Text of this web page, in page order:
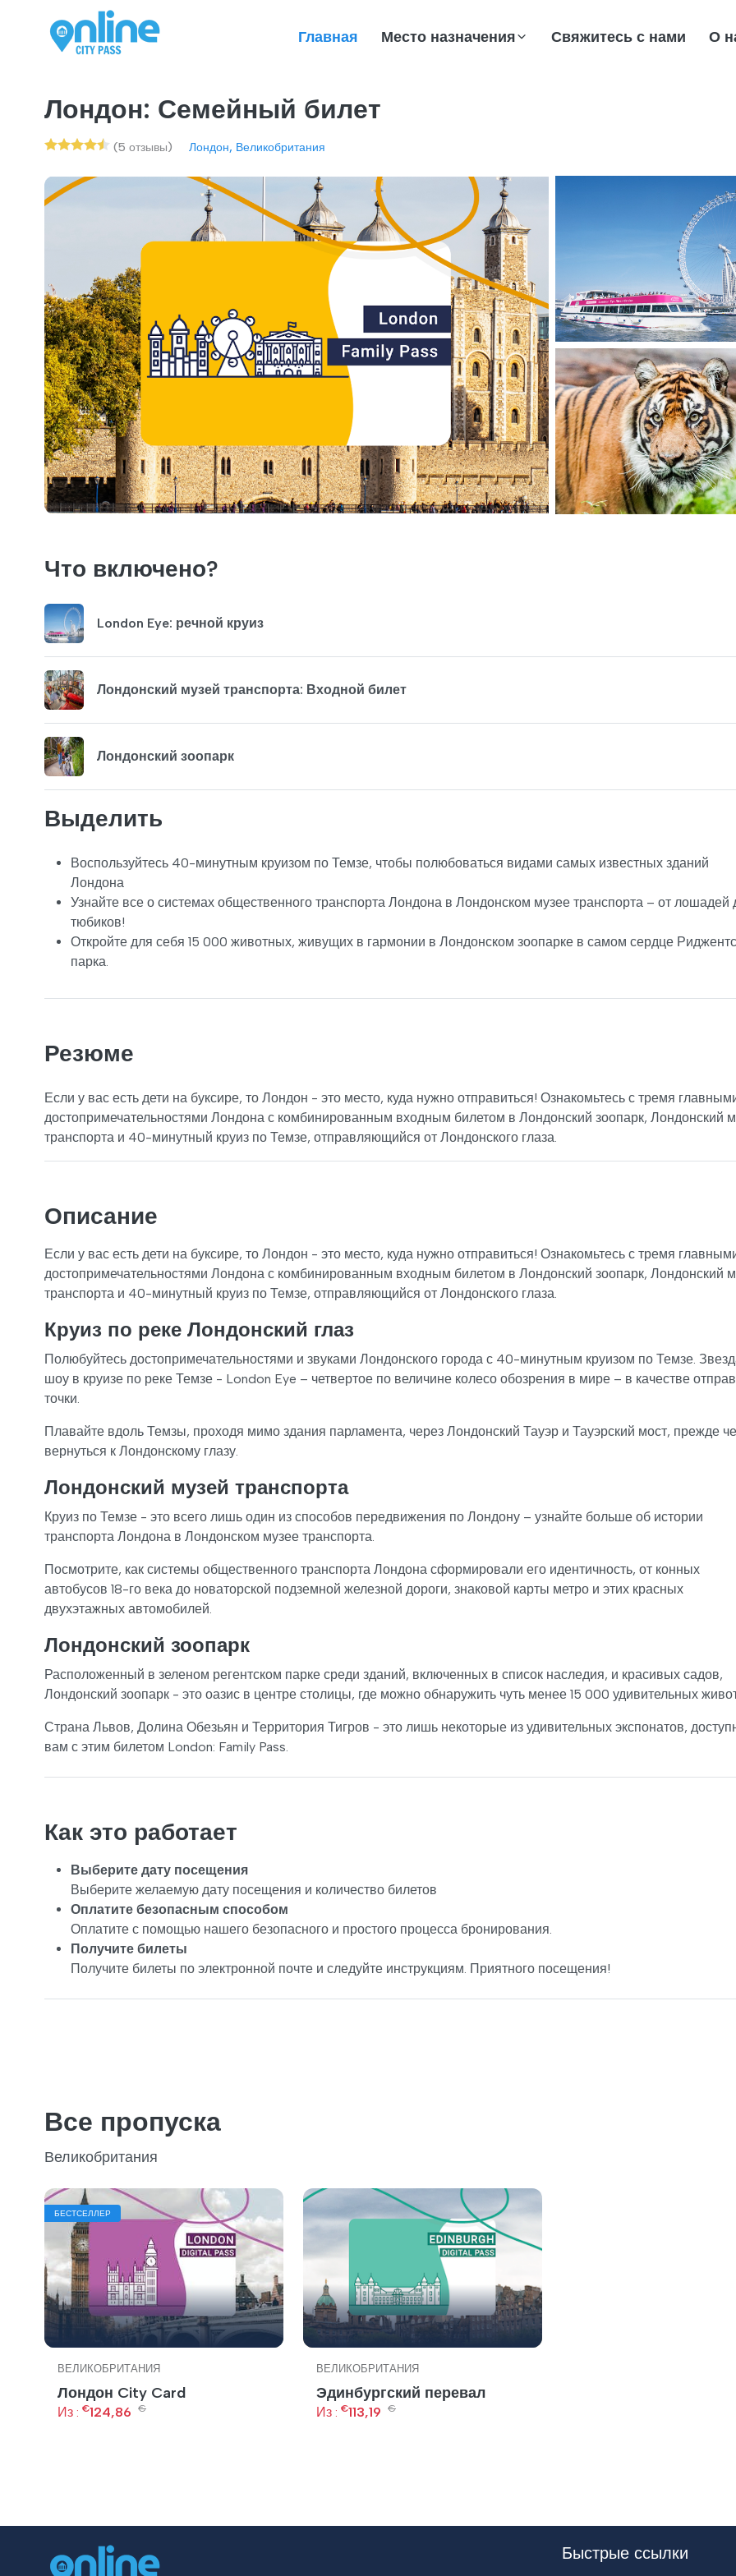
Главная Место назначения Свяжитесь с нами О
Лондон: Семейный билет
(5 отзывы) Лондон, Великобритания
Что включено?
London Eye: речной круиз
Лондонский музей транспорта: Входной билет
Лондонский зоопарк
Выделить
Воспользуйтесь 40-минутным круизом по Темзе, чтобы полюбоваться видами самых известных зданий
Лондона
Узнайте все о системах общественного транспорта Лондона в Лондонском музее транспорта – от лошадей
тюбиков!
Откройте для себя 15 000 животных, живущих в гармонии в Лондонском зоопарке в самом сердце
парка.
Резюме
Если у вас есть дети на буксире, то Лондон - это место, куда нужно отправиться! Ознакомьтесь с тремя
достопримечательностями Лондона с комбинированным входным билетом в Лондонский зоопарк, Лондонский
транспорта и 40-минутный круиз по Темзе, отправляющийся от Лондонского глаза.
Описание
Если у вас есть дети на буксире, то Лондон - это место, куда нужно отправиться! Ознакомьтесь с тремя
достопримечательностями Лондона с комбинированным входным билетом в Лондонский зоопарк, Лондонский
транспорта и 40-минутный круиз по Темзе, отправляющийся от Лондонского глаза.
Круиз по реке Лондонский глаз
Полюбуйтесь достопримечательностями и звуками Лондонского города с 40-минутным круизом по Темзе.
шоу в круизе по реке Темзе - London Eye – четвертое по величине колесо обозрения в мире – в качестве
точки.
Плавайте вдоль Темзы, проходя мимо здания парламента, через Лондонский Тауэр и Тауэрский мост, прежде
вернуться к Лондонскому глазу.
Лондонский музей транспорта
Круиз по Темзе - это всего лишь один из способов передвижения по Лондону – узнайте больше об истории
транспорта Лондона в Лондонском музее транспорта.
Посмотрите, как системы общественного транспорта Лондона сформировали его идентичность, от конных
автобусов 18-го века до новаторской подземной железной дороги, знаковой карты метро и этих красных
двухэтажных автомобилей.
Лондонский зоопарк
Расположенный в зеленом регентском парке среди зданий, включенных в список наследия, и красивых садов,
Лондонский зоопарк - это оазис в центре столицы, где можно обнаружить чуть менее 15 000 удивительных
Страна Львов, Долина Обезьян и Территория Тигров - это лишь некоторые из удивительных экспонатов,
вам с этим билетом London: Family Pass.
Как это работает
Выберите дату посещения
Выберите желаемую дату посещения и количество билетов
Оплатите безопасным способом
Оплатите с помощью нашего безопасного и простого процесса бронирования.
Получите билеты
Получите билеты по электронной почте и следуйте инструкциям. Приятного посещения!
Все пропуска
Великобритания
БЕСТСЕЛЛЕР
ВЕЛИКОБРИТАНИЯ
Лондон City Card
Из : €124,86 €
ВЕЛИКОБРИТАНИЯ
Эдинбургский перевал
Из : €113,19 €
Быстрые ссылки